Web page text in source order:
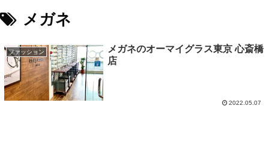
メガネ
ファッション
メガネのオーマイグラス東京 心斎橋
店
2022.05.07